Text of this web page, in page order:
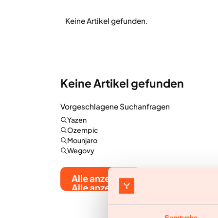
Keine Artikel gefunden.
Keine Artikel gefunden
Vorgeschlagene Suchanfragen
Yazen
Ozempic
Mounjaro
Wegovy
Alle anzeigen
Alle anzeigen